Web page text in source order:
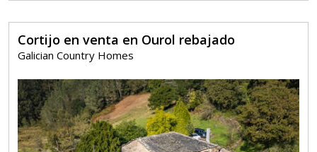
Cortijo en venta en Ourol rebajado
Galician Country Homes